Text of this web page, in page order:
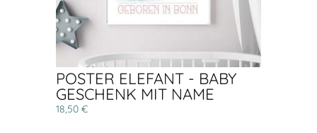
POSTER ELEFANT - BABY
GESCHENK MIT NAME
18,50 €